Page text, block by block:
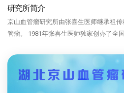
研究所简介
京山血管瘤研究所由张喜生医师继承祖
管瘤。 1981年张喜生医师独家创办了全